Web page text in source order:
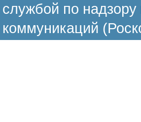
службой по
коммуникаций